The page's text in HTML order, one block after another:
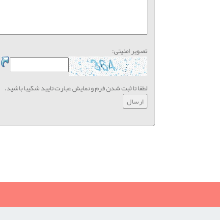
تصویر امنیتی:
لطفا تا ثبت شدن فرم و نمایش عبارت تایید شکیبا باشید.